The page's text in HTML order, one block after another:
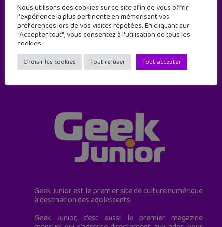
Abonne-toi !
11 numéros par an
JE M'ABONNE !
Geek Junior est le premier site de culture numérique
à destination des adolescents.
Geek Junior, c’est aussi le premier magazine
Nous utilisons des cookies sur ce site afin de vous offrir
l'expérience la plus pertinente en mémorisant vos
préférences lors de vos visites répétées. En cliquant sur
"Accepter tout", vous consentez à l'utilisation de tous les
cookies.
Choisir les cookies Tout refuser Tout accepter